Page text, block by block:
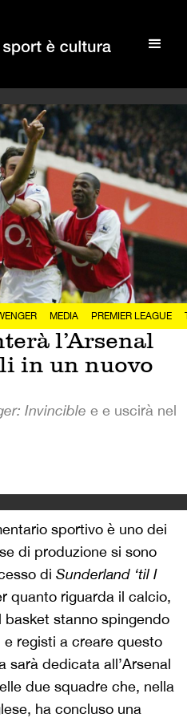
MEDIA PREMIER LEAGUE
l’Arsenal
in un nuovo
Invincible e e uscirà nel
sportivo è uno dei
di produzione si sono
di Sunderland ‘til I
quanto riguarda il calcio,
basket stanno spingendo
registi a creare questo
sarà dedicata all’Arsenal
due squadre che, nella
ha concluso una